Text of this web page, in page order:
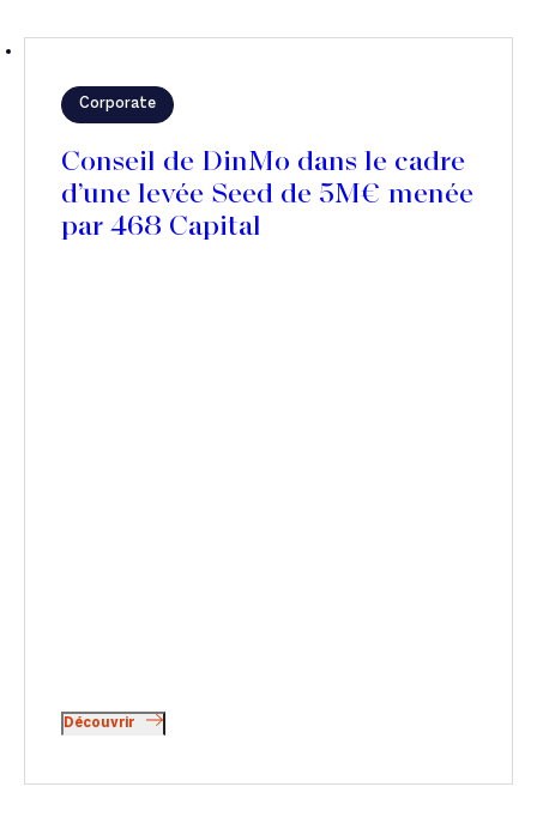
Corporate
Conseil de DinMo dans le cadre
d’une levée Seed de 5M€ menée
par 468 Capital
Découvrir